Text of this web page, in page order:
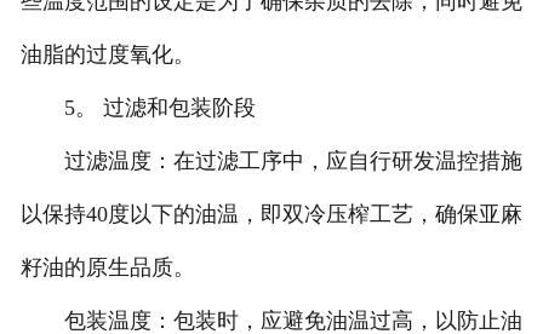
油脂的过度氧化。
5。 过滤和包装阶段
过滤温度：在过滤工序中，应自行研发温控措施
以保持40度以下的油温，即双冷压榨工艺，确保亚麻
籽油的原生品质。
包装温度：包装时，应避免油温过高，以防止油